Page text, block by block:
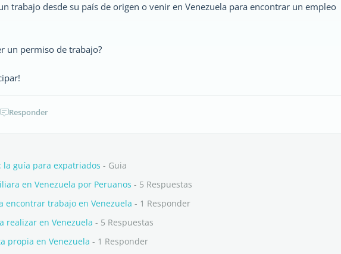
trabajo desde su país de origen o venir en Venezuela para encontrar un empleo
un permiso de trabajo?
Responder
la guía para expatriados - Guia
en Venezuela por Peruanos - 5 Respuestas
encontrar trabajo en Venezuela - 1 Responder
realizar en Venezuela - 5 Respuestas
propia en Venezuela - 1 Responder